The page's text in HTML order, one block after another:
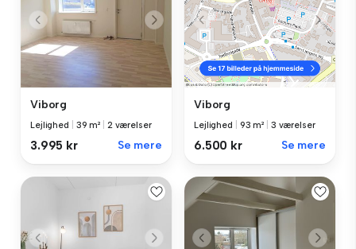
Viborg
Lejlighed 39 m² 2 værelser
3.995 kr Se mere
Viborg
Lejlighed 93 m² 3 værelser
6.500 kr Se mere